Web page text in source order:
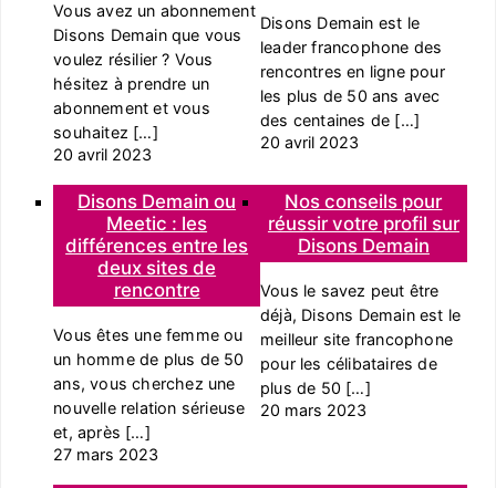
Vous avez un abonnement
Disons Demain que vous
voulez résilier ? Vous
hésitez à prendre un
abonnement et vous
souhaitez […]
20 avril 2023
Disons Demain est le
leader francophone des
rencontres en ligne pour
les plus de 50 ans avec
des centaines de […]
20 avril 2023
Disons Demain ou
Meetic : les
différences entre les
deux sites de
rencontre
Vous êtes une femme ou
un homme de plus de 50
ans, vous cherchez une
nouvelle relation sérieuse
et, après […]
27 mars 2023
Nos conseils pour
réussir votre profil sur
Disons Demain
Vous le savez peut être
déjà, Disons Demain est le
meilleur site francophone
pour les célibataires de
plus de 50 […]
20 mars 2023